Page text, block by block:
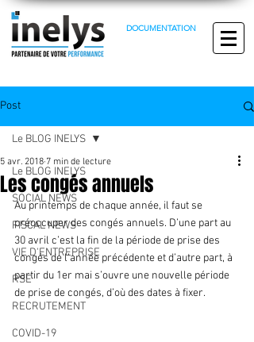
DOCUMENTATION
Post
Le BLOG INELYS
SOCIAL NEWS
FISCAL NEWS
VIE D'ENTREPRISE
RSE
RECRUTEMENT
COVID-19
Le BLOG INELYS
Les congés annuels
5 avr. 2018 7 min de lecture
Au printemps de chaque année, il faut se
préoccuper des congés annuels. D’une part au
30 avril c’est la fin de la période de prise des
congés de l’année précédente et d’autre part, à
partir du 1er mai s’ouvre une nouvelle période
de prise de congés, d’où des dates à fixer.